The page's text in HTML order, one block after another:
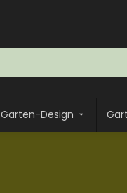
Garten-Design